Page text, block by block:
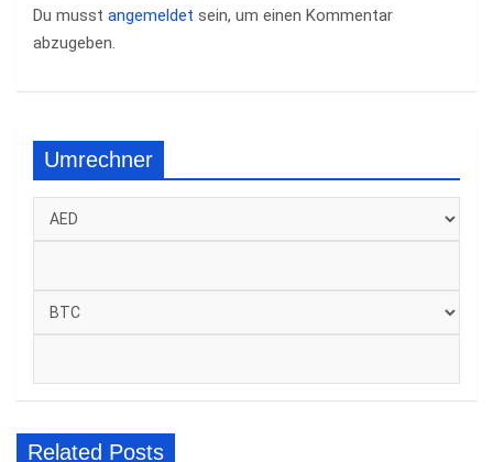
Du musst angemeldet sein, um einen Kommentar
abzugeben.
Umrechner
Related Posts